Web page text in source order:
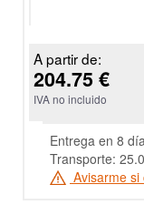
A partir de:
204.75 €
IVA no incluido
Entrega en 8
Transporte:
Avisarme